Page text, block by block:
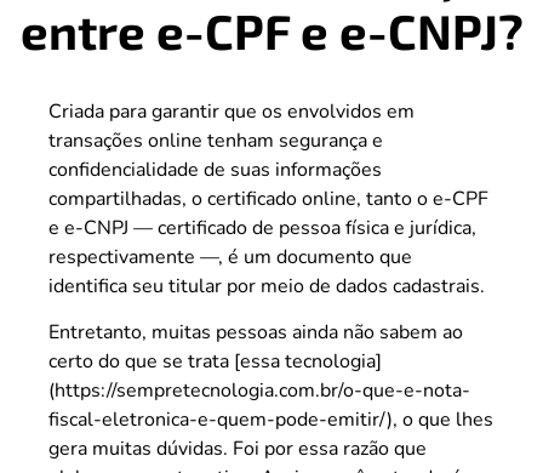
entre e-CPF e e-CNPJ?
Criada para garantir que os envolvidos em
transações online tenham segurança e
confidencialidade de suas informações
compartilhadas, o certificado online, tanto o e-CPF
e e-CNPJ — certificado de pessoa física e jurídica,
respectivamente —, é um documento que
identifica seu titular por meio de dados cadastrais.
Entretanto, muitas pessoas ainda não sabem ao
certo do que se trata [essa tecnologia]
(https://sempretecnologia.com.br/o-que-e-nota-
fiscal-eletronica-e-quem-pode-emitir/), o que lhes
gera muitas dúvidas. Foi por essa razão que